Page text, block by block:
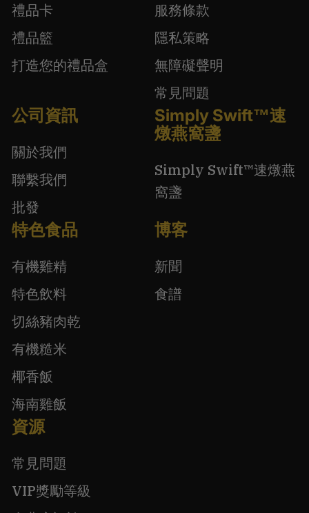
禮品卡
禮品籃
打造您的禮品盒
服務條款
隱私策略
無障礙聲明
常見問題
公司資訊
關於我們
聯繫我們
批發
Simply Swift™速
燉燕窩盞
Simply Swift™速燉燕
窩盞
特色食品
有機雞精
特色飲料
切絲豬肉乾
有機糙米
椰香飯
海南雞飯
博客
新聞
食譜
資源
常見問題
VIP獎勵等級